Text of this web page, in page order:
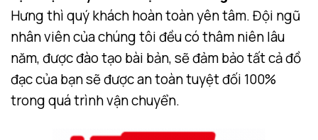
Hưng thì quý khách hoàn toàn yên tâm. Đội ngũ
nhân viên của chúng tôi đều có thâm niên lâu
năm, được đào tạo bài bản, sẽ đảm bảo tất cả đồ
đạc của bạn sẽ được an toàn tuyệt đối 100%
trong quá trình vận chuyển.